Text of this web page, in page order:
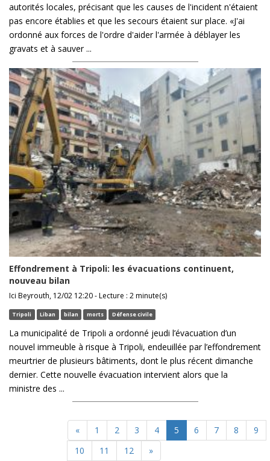
autorités locales, précisant que les causes de l'incident n'étaient
pas encore établies et que les secours étaient sur place. «J'ai
ordonné aux forces de l'ordre d'aider l'armée à déblayer les
gravats et à sauver ...
Effondrement à Tripoli: les évacuations continuent,
nouveau bilan
Ici Beyrouth, 12/02 12:20 - Lecture : 2 minute(s)
Tripoli Liban bilan morts Défense civile
La municipalité de Tripoli a ordonné jeudi l’évacuation d’un
nouvel immeuble à risque à Tripoli, endeuillée par l’effondrement
meurtrier de plusieurs bâtiments, dont le plus récent dimanche
dernier. Cette nouvelle évacuation intervient alors que la
ministre des ...
« 1 2 3 4 5 6 7 8
9
10
11 12 »